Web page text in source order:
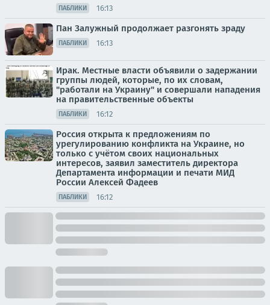
ПАБЛИКИ 16:13
Пан Залужный продолжает разгонять зраду
ПАБЛИКИ 16:13
Ирак. Местные власти объявили о задержании
группы людей, которые, по их словам,
"работали на Украину" и совершали нападения
на правительственные объекты
ПАБЛИКИ 16:12
Россия открыта к предложениям по
урегулированию конфликта на Украине, но
только с учётом своих национальных
интересов, заявил заместитель директора
Департамента информации и печати МИД
России Алексей Фадеев
ПАБЛИКИ 16:12